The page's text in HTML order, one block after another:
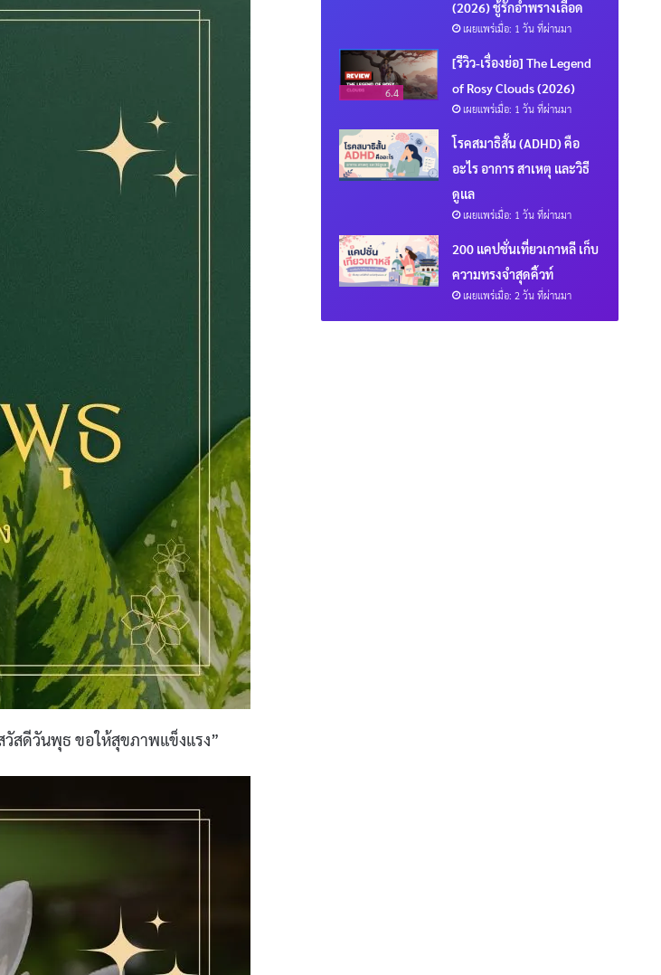
สดีวันพุธ ขอให้สุขภาพแข็งแรง”
(2026) ชู้รักอำพรางเลือด
เผยแพร่เมื่อ: 1 วัน ที่ผ่านมา
6.4
[รีวิว-เรื่องย่อ] The Legend
of Rosy Clouds (2026)
เผยแพร่เมื่อ: 1 วัน ที่ผ่านมา
โรคสมาธิสั้น (ADHD) คือ
อะไร อาการ สาเหตุ และวิธี
ดูแล
เผยแพร่เมื่อ: 1 วัน ที่ผ่านมา
200 แคปชั่นเที่ยวเกาหลี เก็บ
ความทรงจำสุดคิ้วท์
เผยแพร่เมื่อ: 2 วัน ที่ผ่านมา